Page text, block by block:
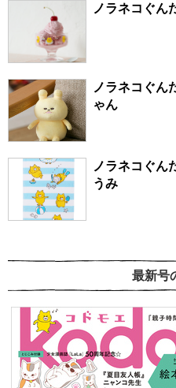
ノラネコぐん
ゃん
ノラネコぐ
うみ
最新号